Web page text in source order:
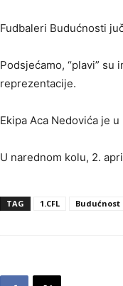
Fudbaleri Budućnosti
Podsjećamo, “plavi”
reprezentacije.
Ekipa Aca Nedovića je
U narednom kolu, 2.
TAG 1.CFL Budućnost